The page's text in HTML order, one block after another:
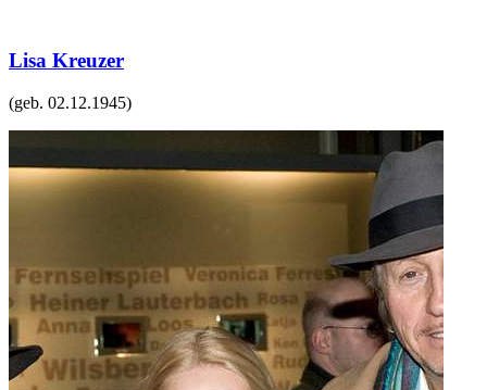
Lisa Kreuzer
(geb. 02.12.1945)